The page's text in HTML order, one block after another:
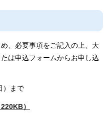
、必要事項をご記入の上、大
は申込フォームからお申し込
）まで
）